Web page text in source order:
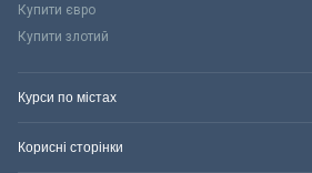
Купити євро
Купити злотий
Курси по містах
Корисні сторінки